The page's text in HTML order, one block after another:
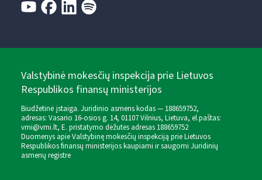
Valstybinė mokesčių inspekcija prie Lietuvos
Respublikos finansų ministerijos
Biudžetinė įstaiga. Juridinio asmens kodas — 188659752,
adresas: Vasario 16-osios g. 14, 01107 Vilnius, Lietuva, el.paštas:
vmi@vmi.lt, E. pristatymo dėžutės adresas 188659752
Duomenys apie Valstybinę mokesčių inspekciją prie Lietuvos
Respublikos finansų ministerijos kaupiami ir saugomi Juridinių
asmenų registre